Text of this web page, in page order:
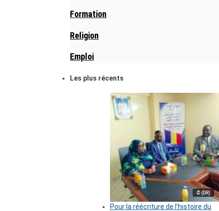
Formation
Religion
Emploi
Les plus récents
© (DR)
Pour la réécriture de l’histoire du